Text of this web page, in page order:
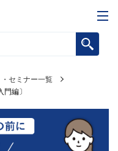
・セミナー一覧
編〕